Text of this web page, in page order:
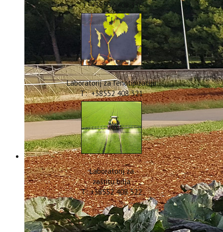
T: +38552 408 336
Laboratorij za fenotipizaciju
T: +38552 408 321
Laboratorij za
zaštitu bilja
T: +38552 408 322